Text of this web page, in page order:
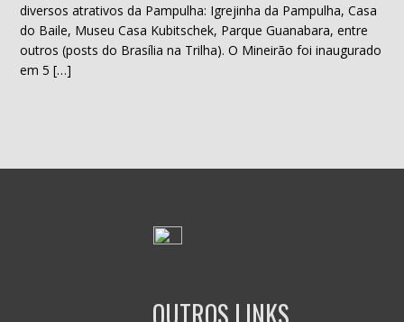
diversos atrativos da Pampulha: Igrejinha da Pampulha, Casa
do Baile, Museu Casa Kubitschek, Parque Guanabara, entre
outros (posts do Brasília na Trilha). O Mineirão foi inaugurado
em 5 […]